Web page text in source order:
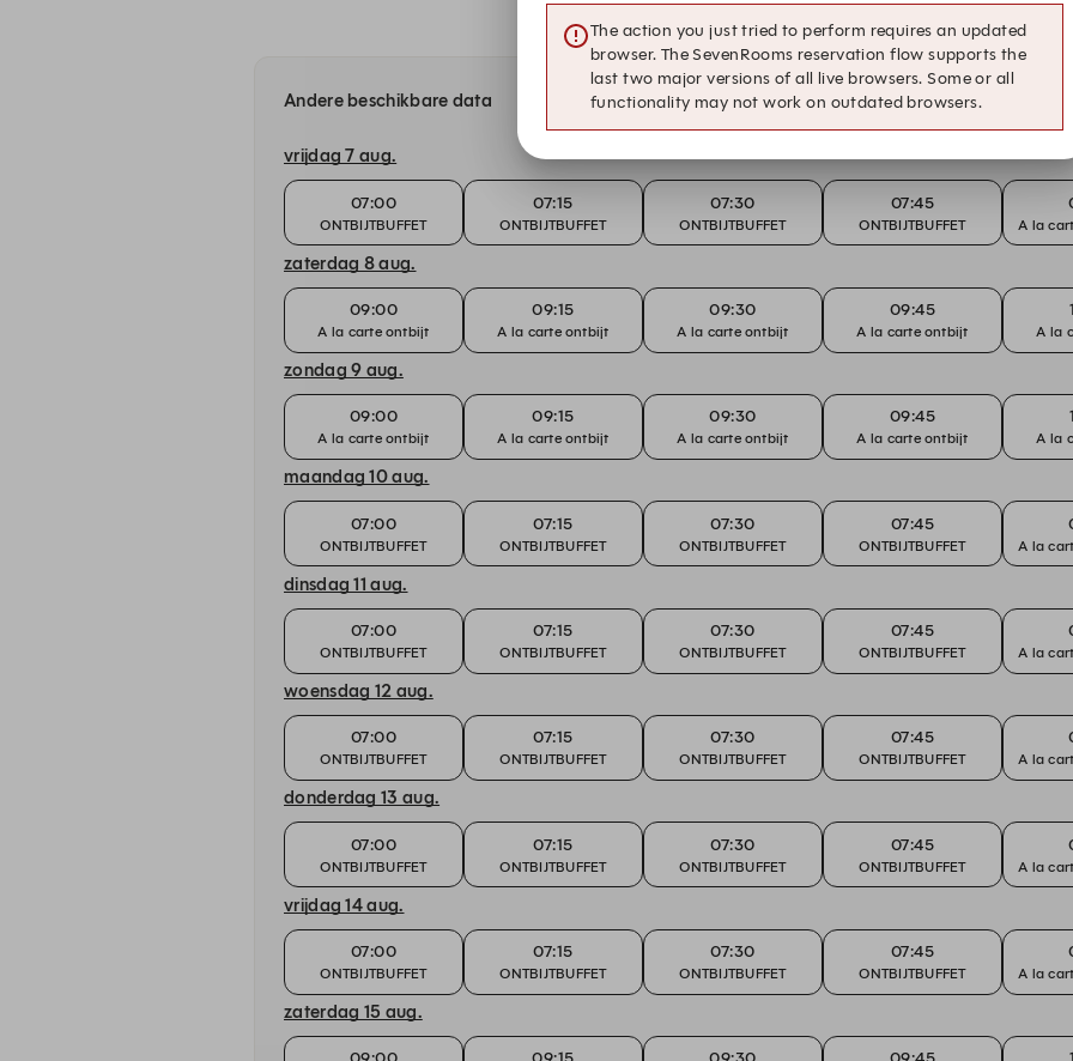
Andere beschikbare data
vrijdag 7 aug.
07:00
ONTBIJTBUFFET
07:15
ONTBIJTBUFFET
07:30
ONTBIJTBUFFET
07:45
ONTBIJTBUFFET A la
zaterdag 8 aug.
09:00
A la carte ontbijt
09:15
A la carte ontbijt
09:30
A la carte ontbijt
09:45
A la carte ontbijt A la
zondag 9 aug.
09:00
A la carte ontbijt
09:15
A la carte ontbijt
09:30
A la carte ontbijt
09:45
A la carte ontbijt A la
maandag 10 aug.
07:00
ONTBIJTBUFFET
07:15
ONTBIJTBUFFET
07:30
ONTBIJTBUFFET
07:45
ONTBIJTBUFFET A la
dinsdag 11 aug.
07:00
ONTBIJTBUFFET
07:15
ONTBIJTBUFFET
07:30
ONTBIJTBUFFET
07:45
ONTBIJTBUFFET A la
woensdag 12 aug.
07:00
ONTBIJTBUFFET
07:15
ONTBIJTBUFFET
07:30
ONTBIJTBUFFET
07:45
ONTBIJTBUFFET A la
donderdag 13 aug.
07:00
ONTBIJTBUFFET
07:15
ONTBIJTBUFFET
07:30
ONTBIJTBUFFET
07:45
ONTBIJTBUFFET A la
vrijdag 14 aug.
07:00
ONTBIJTBUFFET
07:15
ONTBIJTBUFFET
07:30
ONTBIJTBUFFET
07:45
ONTBIJTBUFFET A la
zaterdag 15 aug.
The action you just tried to perform requires an updated
browser. The SevenRooms reservation flow supports the
last two major versions of all live browsers. Some or all
functionality may not work on outdated browsers.